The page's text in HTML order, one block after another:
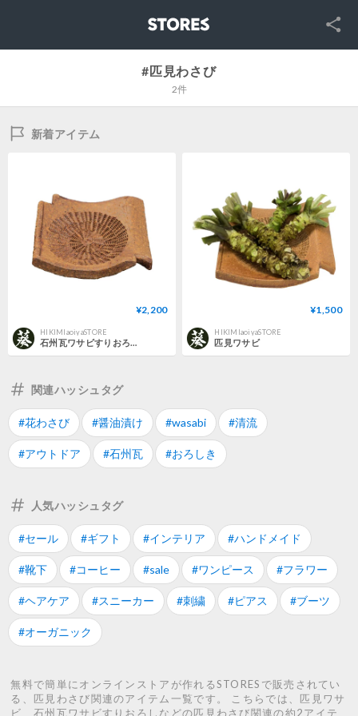
SNS
#匹見わさび
2件
新着アイテム
¥2,200
HIKIMIaoiyaSTORE
石州瓦ワサビすりおろし
¥1,500
HIKIMIaoiyaSTORE
匹見ワサビ
関連ハッシュタグ
#花わさび #醤油漬け #wasabi #清流
#アウトドア #石州瓦 #おろしき
人気ハッシュタグ
#セール #ギフト #インテリア #ハンドメイド
#靴下 #コーヒー #sale #ワンピース #フラワー
#ヘアケア #スニーカー #刺繍 #ピアス #ブーツ
#オーガニック
無料で簡単にオンラインストアが作れるSTORESで販売されてい
る、匹見わさび関連のアイテム一覧です。 こちらでは、匹見ワサ
ビ、石州瓦ワサビすりおろしなどの匹見わさび関連の約2アイテ